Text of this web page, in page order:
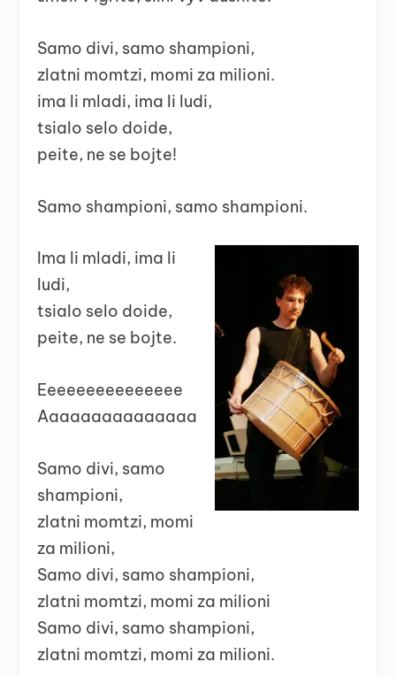
Samo divi, samo shampioni,
zlatni momtzi, momi za milioni.
ima li mladi, ima li ludi,
tsialo selo doide,
peite, ne se bojte!
Samo shampioni, samo shampioni.
Ima li mladi, ima li
ludi,
tsialo selo doide,
peite, ne se bojte.
Eeeeeeeeeeeeeee
Aaaaaaaaaaaaaaa
Samo divi, samo
shampioni,
zlatni momtzi, momi
za milioni,
Samo divi, samo shampioni,
zlatni momtzi, momi za milioni
Samo divi, samo shampioni,
zlatni momtzi, momi za milioni.